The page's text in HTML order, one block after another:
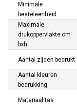
Minimale
besteleenheid
Maximale
drukoppervlakte cm
bxh
Aantal zijden bedrukt
Aantal kleuren
bedrukking
Materiaal tas